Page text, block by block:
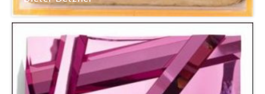
Galerie Gourvennec Ogor